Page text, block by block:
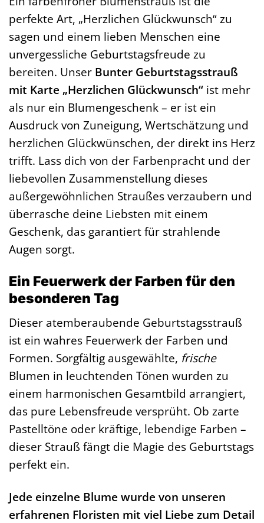
perfekte Art, „Herzlichen Glückwunsch“ zu
sagen und einem lieben Menschen eine
unvergessliche Geburtstagsfreude zu
bereiten. Unser Bunter Geburtstagsstrauß
mit Karte „Herzlichen Glückwunsch“ ist mehr
als nur ein Blumengeschenk – er ist ein
Ausdruck von Zuneigung, Wertschätzung und
herzlichen Glückwünschen, der direkt ins Herz
trifft. Lass dich von der Farbenpracht und der
liebevollen Zusammenstellung dieses
außergewöhnlichen Straußes verzaubern und
überrasche deine Liebsten mit einem
Geschenk, das garantiert für strahlende
Augen sorgt.
Ein Feuerwerk der Farben für den
besonderen Tag
Dieser atemberaubende Geburtstagsstrauß
ist ein wahres Feuerwerk der Farben und
Formen. Sorgfältig ausgewählte, frische
Blumen in leuchtenden Tönen wurden zu
einem harmonischen Gesamtbild arrangiert,
das pure Lebensfreude versprüht. Ob zarte
Pastelltöne oder kräftige, lebendige Farben –
dieser Strauß fängt die Magie des Geburtstags
perfekt ein.
Jede einzelne Blume wurde von unseren
erfahrenen Floristen mit viel Liebe zum Detail